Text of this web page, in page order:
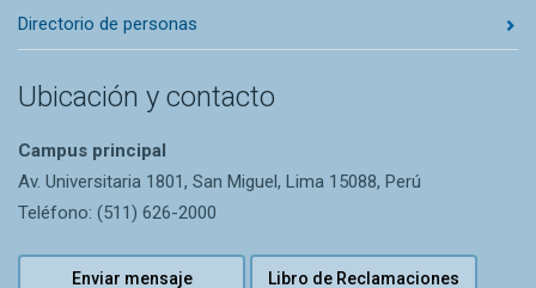
Directorio de personas
Ubicación y contacto
Campus principal
Av. Universitaria 1801, San Miguel, Lima 15088, Perú
Teléfono: (511) 626-2000
Enviar mensaje Libro de Reclamaciones